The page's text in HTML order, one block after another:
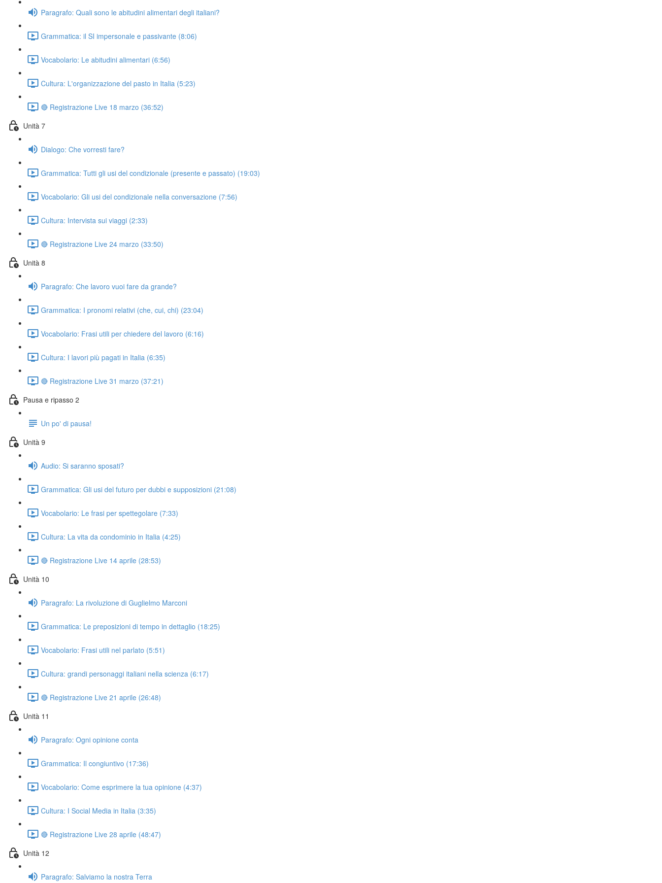
Paragrafo: Quali sono le abitudini alimentari degli italiani?
Grammatica: il SI impersonale e passivante (8:06)
Vocabolario: Le abitudini alimentari (6:56)
Cultura: L'organizzazione del pasto in Italia (5:23)
🔴 Registrazione Live 18 marzo (36:52)
Unità 7
Dialogo: Che vorresti fare?
Grammatica: Tutti gli usi del condizionale (presente e passato) (19:03)
Vocabolario: Gli usi del condizionale nella conversazione (7:56)
Cultura: Intervista sui viaggi (2:33)
🔴 Registrazione Live 24 marzo (33:50)
Unità 8
Paragrafo: Che lavoro vuoi fare da grande?
Grammatica: I pronomi relativi (che, cui, chi) (23:04)
Vocabolario: Frasi utili per chiedere del lavoro (6:16)
Cultura: I lavori più pagati in Italia (6:35)
🔴 Registrazione Live 31 marzo (37:21)
Pausa e ripasso 2
Un po' di pausa!
Unità 9
Audio: Si saranno sposati?
Grammatica: Gli usi del futuro per dubbi e supposizioni (21:08)
Vocabolario: Le frasi per spettegolare (7:33)
Cultura: La vita da condominio in Italia (4:25)
🔴 Registrazione Live 14 aprile (28:53)
Unità 10
Paragrafo: La rivoluzione di Guglielmo Marconi
Grammatica: Le preposizioni di tempo in dettaglio (18:25)
Vocabolario: Frasi utili nel parlato (5:51)
Cultura: grandi personaggi italiani nella scienza (6:17)
🔴 Registrazione Live 21 aprile (26:48)
Unità 11
Paragrafo: Ogni opinione conta
Grammatica: Il congiuntivo (17:36)
Vocabolario: Come esprimere la tua opinione (4:37)
Cultura: I Social Media in Italia (3:35)
🔴 Registrazione Live 28 aprile (48:47)
Unità 12
Paragrafo: Salviamo la nostra Terra